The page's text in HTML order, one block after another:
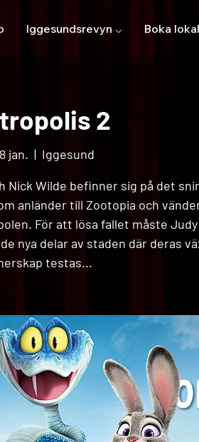
Iggesundsrevyn ⌵ Boka lokal
2
jan.
  |
Iggesund
Nick Wilde befinner sig på det
anländer till Zootopia och
För att lösa fallet måste
nya delar av staden där deras
testas...